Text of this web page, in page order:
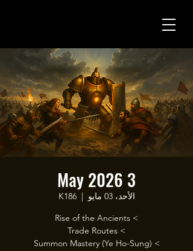
3 May 2026
الأحد، 03 مايو
  |
K186
> Summon Mastery (Ye Ho-Sung)